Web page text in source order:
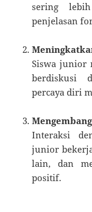
sering
penjelasan
Siswa junior
berdiskusi
percaya diri
Interaksi
junior
lain, dan
positif.